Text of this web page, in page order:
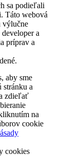
sa podieľali
Táto webová
výlučne
a
príprav a
aby sme
stránku a
zdieľať
na
cookie
cookies